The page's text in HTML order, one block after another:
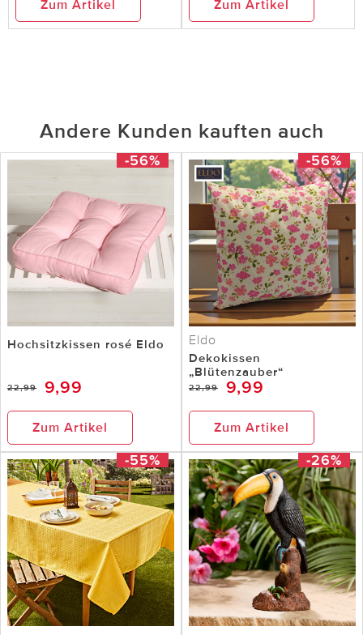
Zum Artikel Zum Artikel
Andere Kunden kauften auch
-56%
Hochsitzkissen rosé Eldo
22,99 9,99
Zum Artikel
-56%
Eldo
Dekokissen
„Blütenzauber“
22,99 9,99
Zum Artikel
-55% -26%